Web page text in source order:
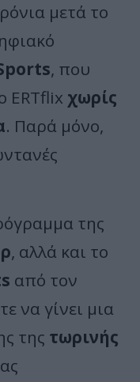
μετά το
, που
ERTflix χωρίς
. Παρά μόνο,
της
, αλλά και το
από τον
να γίνει μια
της τωρινής